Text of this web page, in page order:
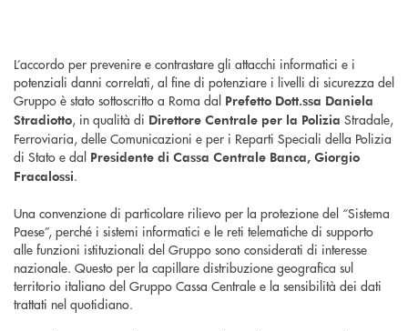
L’accordo per prevenire e contrastare gli attacchi informatici e i
potenziali danni correlati, al fine di potenziare i livelli di sicurezza del
Gruppo è stato sottoscritto a Roma dal Prefetto Dott.ssa Daniela
Stradiotto, in qualità di Direttore Centrale per la Polizia Stradale,
Ferroviaria, delle Comunicazioni e per i Reparti Speciali della Polizia
di Stato e dal Presidente di Cassa Centrale Banca, Giorgio
Fracalossi.
Una convenzione di particolare rilievo per la protezione del “Sistema
Paese”, perché i sistemi informatici e le reti telematiche di supporto
alle funzioni istituzionali del Gruppo sono considerati di interesse
nazionale. Questo per la capillare distribuzione geografica sul
territorio italiano del Gruppo Cassa Centrale e la sensibilità dei dati
trattati nel quotidiano.